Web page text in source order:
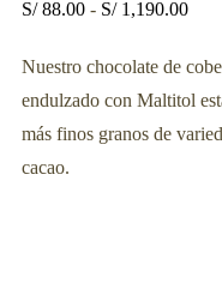
S/88.00 - S/1,190.00
S/
Nuestro chocolate de
endulzado con Maltitol
más finos granos de
cacao.